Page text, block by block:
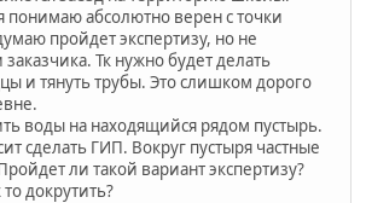
понимаю абсолютно верен с точки
пройдет экспертизу, но не
заказчика. Тк нужно будет делать
и тянуть трубы. Это слишком дорого
воды на находящийся рядом пустырь.
сделать ГИП. Вокруг пустыря частные
ли такой вариант экспертизу?
докрутить?